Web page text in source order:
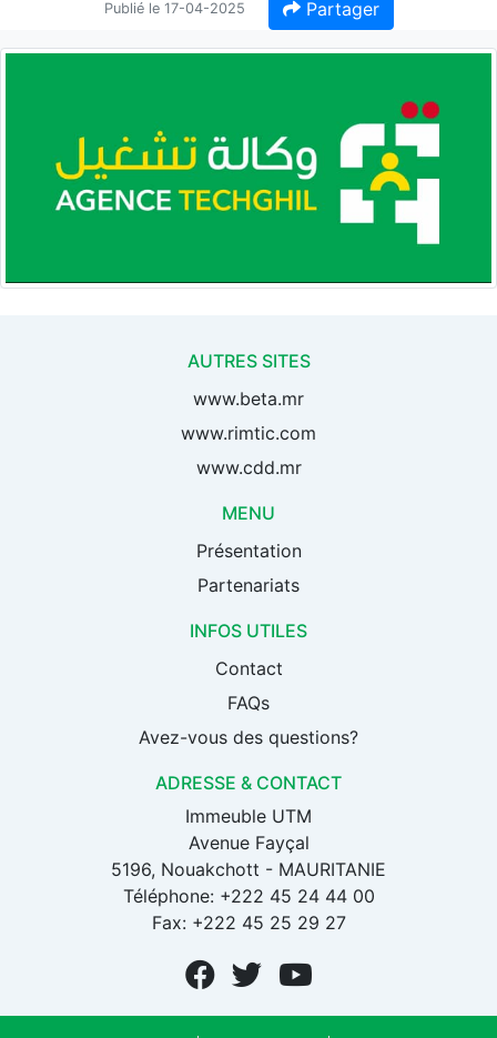
Publié le 17-04-2025 Partager
AUTRES SITES
www.beta.mr
www.rimtic.com
www.cdd.mr
MENU
Présentation
Partenariats
INFOS UTILES
Contact
FAQs
Avez-vous des questions?
ADRESSE & CONTACT
Immeuble UTM
Avenue Fayçal
5196, Nouakchott - MAURITANIE
Téléphone: +222 45 24 44 00
Fax: +222 45 25 29 27